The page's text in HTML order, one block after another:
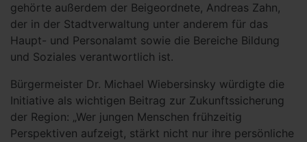
gehörte außerdem der Beigeordnete, Andreas Zahn,
der in der Stadtverwaltung unter anderem für das
Haupt- und Personalamt sowie die Bereiche Bildung
und Soziales verantwortlich ist.
Bürgermeister Dr. Michael Wiebersinsky würdigte die
Initiative als wichtigen Beitrag zur Zukunftssicherung
der Region: „Wer jungen Menschen frühzeitig
Perspektiven aufzeigt, stärkt nicht nur ihre persönliche